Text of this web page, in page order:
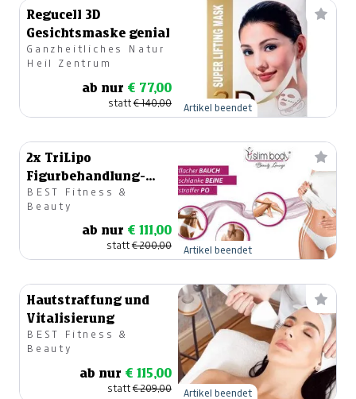
Regucell 3D
Gesichtsmaske genial
Ganzheitliches Natur
Heil Zentrum
ab nur € 77,00
statt€ 140,00 Artikel beendet
2x TriLipo
Figurbehandlung-
Bauchpaket
BEST Fitness &
Beauty
ab nur € 111,00
statt€ 200,00 Artikel beendet
Hautstraffung und
Vitalisierung
BEST Fitness &
Beauty
ab nur € 115,00
statt€ 209,00 Artikel beendet